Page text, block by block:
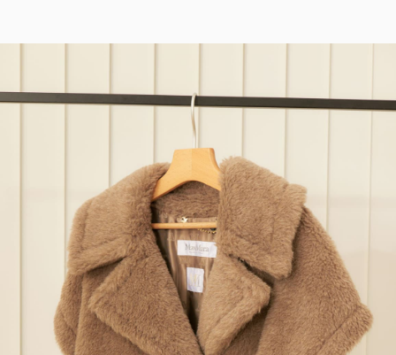
サイト内検索